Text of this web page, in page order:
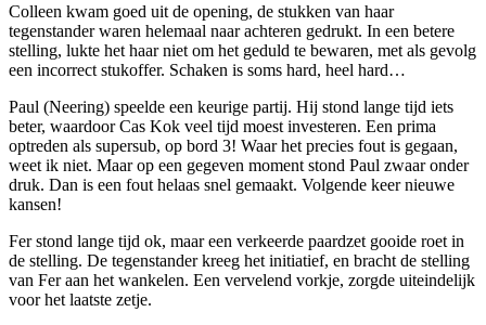
Colleen kwam goed uit de opening, de stukken van haar
tegenstander waren helemaal naar achteren gedrukt. In een betere
stelling, lukte het haar niet om het geduld te bewaren, met als gevolg
een incorrect stukoffer. Schaken is soms hard, heel hard…
Paul (Neering) speelde een keurige partij. Hij stond lange tijd iets
beter, waardoor Cas Kok veel tijd moest investeren. Een prima
optreden als supersub, op bord 3! Waar het precies fout is gegaan,
weet ik niet. Maar op een gegeven moment stond Paul zwaar onder
druk. Dan is een fout helaas snel gemaakt. Volgende keer nieuwe
kansen!
Fer stond lange tijd ok, maar een verkeerde paardzet gooide roet in
de stelling. De tegenstander kreeg het initiatief, en bracht de stelling
van Fer aan het wankelen. Een vervelend vorkje, zorgde uiteindelijk
voor het laatste zetje.